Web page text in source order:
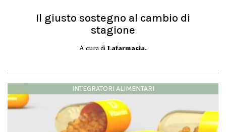
Il giusto sostegno al cambio di
stagione
A cura di Lafarmacia.
INTEGRATORI ALIMENTARI